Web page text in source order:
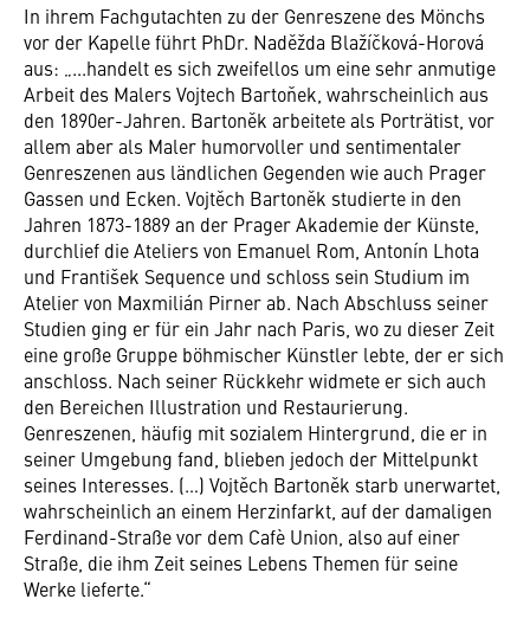
In ihrem Fachgutachten zu der Genreszene des Mönchs
vor der Kapelle führt PhDr. Naděžda Blažíčková-Horová
aus: „...handelt es sich zweifellos um eine sehr anmutige
Arbeit des Malers Vojtech Bartoňek, wahrscheinlich aus
den 1890er-Jahren. Bartoněk arbeitete als Porträtist, vor
allem aber als Maler humorvoller und sentimentaler
Genreszenen aus ländlichen Gegenden wie auch Prager
Gassen und Ecken. Vojtěch Bartoněk studierte in den
Jahren 1873-1889 an der Prager Akademie der Künste,
durchlief die Ateliers von Emanuel Rom, Antonín Lhota
und František Sequence und schloss sein Studium im
Atelier von Maxmilián Pirner ab. Nach Abschluss seiner
Studien ging er für ein Jahr nach Paris, wo zu dieser Zeit
eine große Gruppe böhmischer Künstler lebte, der er sich
anschloss. Nach seiner Rückkehr widmete er sich auch
den Bereichen Illustration und Restaurierung.
Genreszenen, häufig mit sozialem Hintergrund, die er in
seiner Umgebung fand, blieben jedoch der Mittelpunkt
seines Interesses. (…) Vojtěch Bartoněk starb unerwartet,
wahrscheinlich an einem Herzinfarkt, auf der damaligen
Ferdinand-Straße vor dem Cafè Union, also auf einer
Straße, die ihm Zeit seines Lebens Themen für seine
Werke lieferte.“